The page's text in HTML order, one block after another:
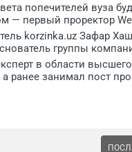
попечителей вуза
— первый проректор
korzinka.uz Зафар
группы
в области
ранее занимал пост